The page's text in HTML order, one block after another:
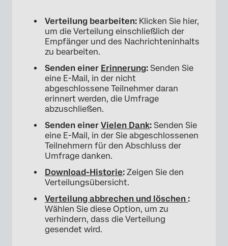
Verteilung bearbeiten: Klicken Sie hier,
um die Verteilung einschließlich der
Empfänger und des Nachrichteninhalts
zu bearbeiten.
Senden einer Erinnerung: Senden Sie
eine E-Mail, in der nicht
abgeschlossene Teilnehmer daran
erinnert werden, die Umfrage
abzuschließen.
Senden einer Vielen Dank: Senden Sie
eine E-Mail, in der Sie abgeschlossenen
Teilnehmern für den Abschluss der
Umfrage danken.
Download-Historie: Zeigen Sie den
Verteilungsübersicht.
Verteilung abbrechen und löschen :
Wählen Sie diese Option, um zu
verhindern, dass die Verteilung
gesendet wird.